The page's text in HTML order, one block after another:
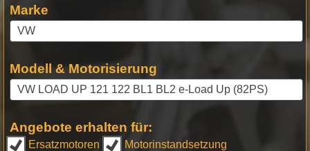
Marke
Modell & Motorisierung
Angebote erhalten für:
Ersatzmotoren Motorinstandsetzung